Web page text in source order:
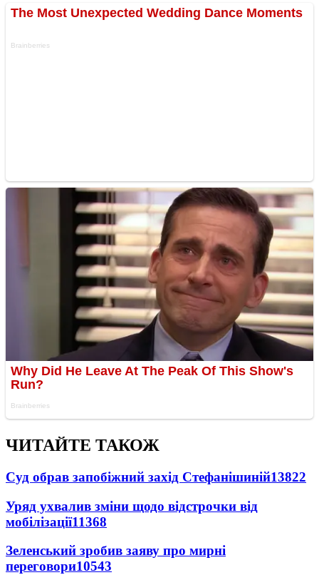
ЧИТАЙТЕ ТАКОЖ
Суд обрав запобіжний захід Стефанішиній13822
Уряд ухвалив зміни щодо відстрочки від
мобілізації11368
Зеленський зробив заяву про мирні
переговори10543